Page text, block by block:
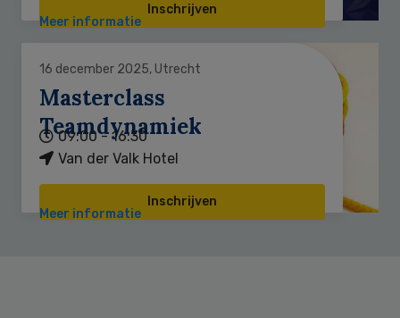
Inschrijven
Meer informatie
16 december 2025, Utrecht
Masterclass
Teamdynamiek
09:00 - 16:30
Van der Valk Hotel
Inschrijven
Meer informatie